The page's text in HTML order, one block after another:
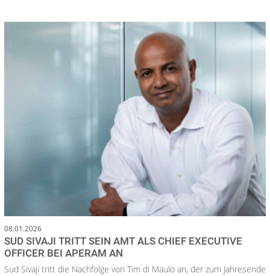
08.01.2026
SUD SIVAJI TRITT SEIN AMT ALS CHIEF EXECUTIVE
OFFICER BEI APERAM AN
Sud Sivaji tritt die Nachfolge von Tim di Maulo an, der zum Jahresende